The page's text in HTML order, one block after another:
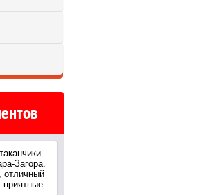
Загора.
отличный